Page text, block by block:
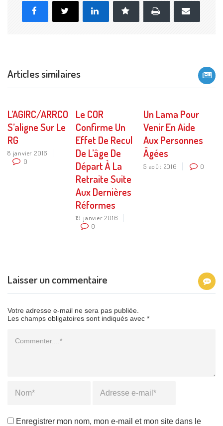
Facebook LinkedIn Marque-page
Imprimer
mail
Articles similaires
L’AGIRC/ARRCO
S’aligne Sur Le
RG
8 janvier 2016
0
Le COR
Confirme Un
Effet De Recul
De L’âge De
Départ À La
Retraite Suite
Aux Dernières
Réformes
19 janvier 2016
0
Un Lama Pour
Venir En Aide
Aux Personnes
Âgées
5 août 2016 0
Laisser un commentaire
Votre adresse e-mail ne sera pas publiée.
Les champs obligatoires sont indiqués avec *
Enregistrer mon nom, mon e-mail et mon site dans le